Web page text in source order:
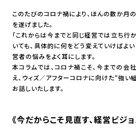
このたびのコロナ禍により、ほんの数か
を遂げました。
「これからは今までと同じ経営では立ち行
いても、具体的に何をどう変えていけばよ
営者の悩みをよく耳にします。
本コラムでは、コロナ禍こそ、今までの
え、ウィズ／アフターコロナに向けた“強い
お話しいたします。
《今だからこそ見直す、経営ビジ